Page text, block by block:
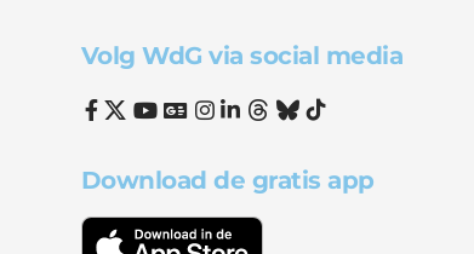
Volg WdG via social media
Download de gratis app